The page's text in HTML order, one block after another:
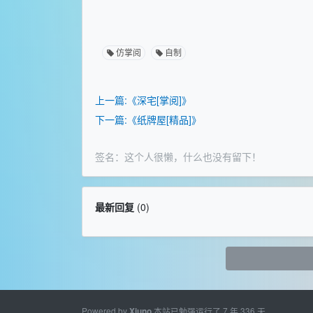
仿掌阅 自制
上一篇:《深宅[掌阅]》
下一篇:《纸牌屋[精品]》
签名：这个人很懒，什么也没有留下！
最新回复(0)
Powered by 本站已勉强运行了 7 年 336 天